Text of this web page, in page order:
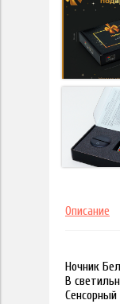
Описание
Ночник
В